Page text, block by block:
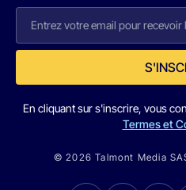
En cliquant sur s'inscrire, vous
Termes et
© 2026 Talmont Media